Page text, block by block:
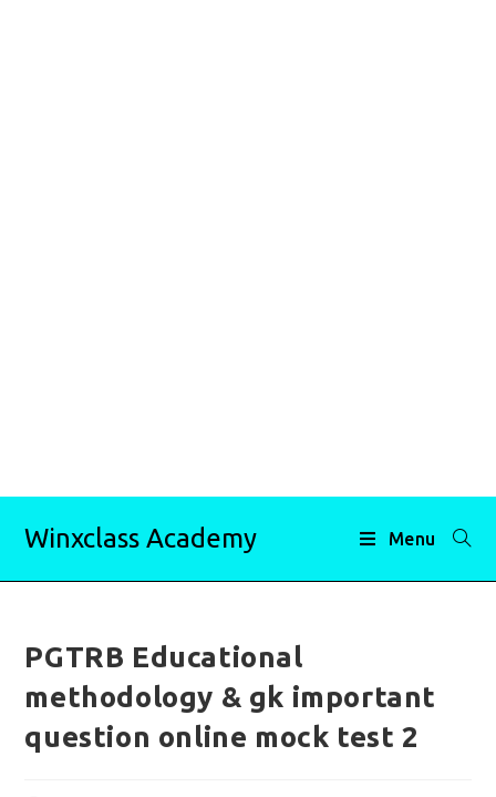
Winxclass Academy Menu
PGTRB Educational
methodology & gk important
question online mock test 2